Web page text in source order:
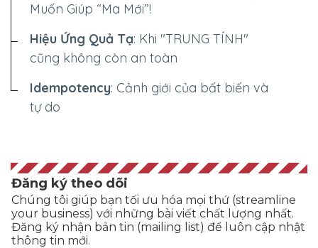
Muốn Giúp “Ma Mới”!
Hiệu Ứng Quả Tạ: Khi "TRUNG TÍNH"
cũng không còn an toàn
Idempotency: Cảnh giới của bất biến và
tự do
Đăng ký theo dõi
Chúng tôi giúp bạn tối ưu hóa mọi thứ (streamline
your business) với những bài viết chất lượng nhất.
Đăng ký nhận bản tin (mailing list) để luôn cập nhật
thông tin mới.